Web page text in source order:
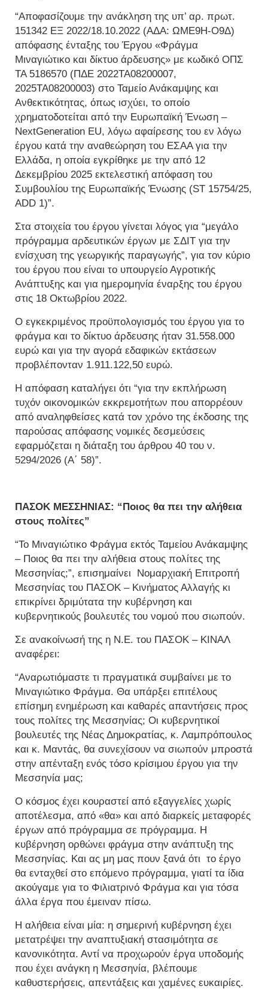
“Αποφασίζουμε την ανάκληση της υπ’ αρ. πρωτ.
151342 ΕΞ 2022/18.10.2022 (ΑΔΑ: ΩΜΕ9Η-Ο9Δ)
απόφασης ένταξης του Έργου «Φράγμα
Μιναγιώτικο και δίκτυο άρδευσης» με κωδικό ΟΠΣ
ΤΑ 5186570 (ΠΔΕ 2022ΤΑ08200007,
2025ΤΑ08200003) στο Ταμείο Ανάκαμψης και
Ανθεκτικότητας, όπως ισχύει, το οποίο
χρηματοδοτείται από την Ευρωπαϊκή Ένωση –
NextGeneration EU, λόγω αφαίρεσης του εν λόγω
έργου κατά την αναθεώρηση του ΕΣΑΑ για την
Ελλάδα, η οποία εγκρίθηκε με την από 12
Δεκεμβρίου 2025 εκτελεστική απόφαση του
Συμβουλίου της Ευρωπαϊκής Ένωσης (ST 15754/25,
ADD 1)”.
Στα στοιχεία του έργου γίνεται λόγος για “μεγάλο
πρόγραμμα αρδευτικών έργων με ΣΔΙΤ για την
ενίσχυση της γεωργικής παραγωγής”, για τον κύριο
του έργου που είναι το υπουργείο Αγροτικής
Ανάπτυξης και για ημερομηνία έναρξης του έργου
στις 18 Οκτωβρίου 2022.
Ο εγκεκριμένος προϋπολογισμός του έργου για το
φράγμα και το δίκτυο άρδευσης ήταν 31.558.000
ευρώ και για την αγορά εδαφικών εκτάσεων
προβλέπονταν 1.911.122,50 ευρώ.
Η απόφαση καταλήγει ότι “για την εκπλήρωση
τυχόν οικονομικών εκκρεμοτήτων που απορρέουν
από αναληφθείσες κατά τον χρόνο της έκδοσης της
παρούσας απόφασης νομικές δεσμεύσεις
εφαρμόζεται η διάταξη του άρθρου 40 του ν.
5294/2026 (Α΄ 58)”.
ΠΑΣΟΚ ΜΕΣΣΗΝΙΑΣ: “Ποιος θα πει την αλήθεια
στους πολίτες”
“Το Μιναγιώτικο Φράγμα εκτός Ταμείου Ανάκαμψης
– Ποιος θα πει την αλήθεια στους πολίτες της
Μεσσηνίας;”, επισημαίνει Νομαρχιακή Επιτροπή
Μεσσηνίας του ΠΑΣΟΚ – Κινήματος Αλλαγής κι
επικρίνει δριμύτατα την κυβέρνηση και
κυβερνητικούς βουλευτές του νομού που σιωπούν.
Σε ανακοίνωσή της η Ν.Ε. του ΠΑΣΟΚ – ΚΙΝΑΛ
αναφέρει:
“Αναρωτιόμαστε τι πραγματικά συμβαίνει με το
Μιναγιώτικο Φράγμα. Θα υπάρξει επιτέλους
επίσημη ενημέρωση και καθαρές απαντήσεις προς
τους πολίτες της Μεσσηνίας; Οι κυβερνητικοί
βουλευτές της Νέας Δημοκρατίας, κ. Λαμπρόπουλος
και κ. Μαντάς, θα συνεχίσουν να σιωπούν μπροστά
στην απένταξη ενός τόσο κρίσιμου έργου για την
Μεσσηνία μας;
Ο κόσμος έχει κουραστεί από εξαγγελίες χωρίς
αποτέλεσμα, από «θα» και από διαρκείς μεταφορές
έργων από πρόγραμμα σε πρόγραμμα. Η
κυβέρνηση ορθώνει φράγμα στην ανάπτυξη της
Μεσσηνίας. Και ας μη μας πουν ξανά ότι το έργο
θα ενταχθεί στο επόμενο πρόγραμμα, γιατί τα ίδια
ακούγαμε για το Φιλιατρινό Φράγμα και για τόσα
άλλα έργα που έμειναν πίσω.
Η αλήθεια είναι μία: η σημερινή κυβέρνηση έχει
μετατρέψει την αναπτυξιακή στασιμότητα σε
κανονικότητα. Αντί να προχωρούν έργα υποδομής
που έχει ανάγκη η Μεσσηνία, βλέπουμε
καθυστερήσεις, απεντάξεις και χαμένες ευκαιρίες.